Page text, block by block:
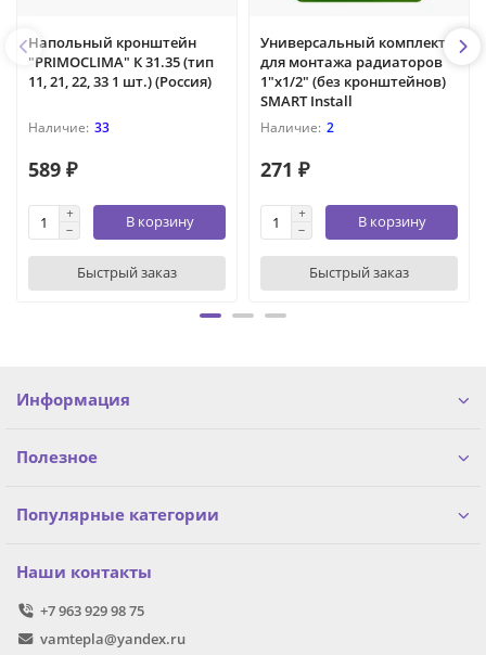
Напольный кронштейн
"PRIMOCLIMA" К 31.35 (тип
11, 21, 22, 33 1 шт.) (Россия)
33
589 ₽
В корзину
Быстрый заказ
Универсальный комплект
для монтажа радиаторов
1"х1/2" (без кронштейнов)
SMART Install
2
271 ₽
В корзину
Быстрый заказ
Информация
Полезное
Популярные категории
Наши контакты
+7 963 929 98 75
vamtepla@yandex.ru